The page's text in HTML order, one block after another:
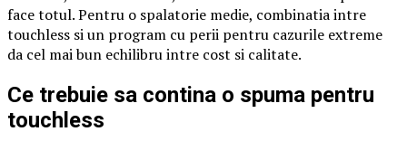
face totul. Pentru o spalatorie medie, combinatia intre
touchless si un program cu perii pentru cazurile extreme
da cel mai bun echilibru intre cost si calitate.
Ce trebuie sa contina o spuma pentru
touchless